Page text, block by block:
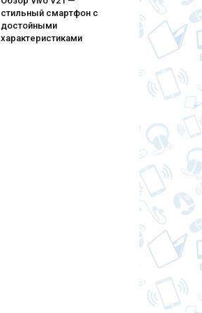
стильный смартфон с
достойными
характеристиками